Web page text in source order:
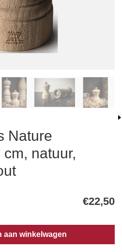
Nature
natuur,
€22,50
aan winkelwagen